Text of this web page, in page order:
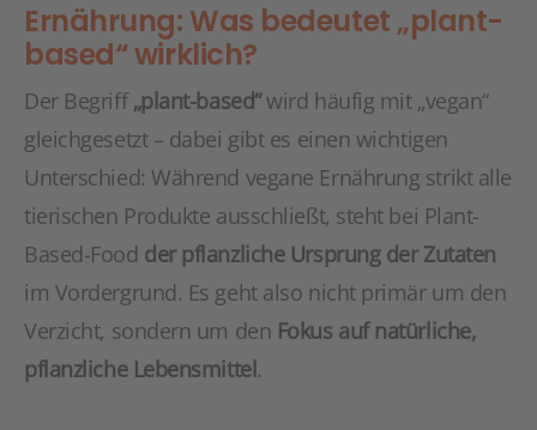
Ernährung: Was bedeutet „plant-
based“ wirklich?
Der Begriff„plant-based“wird häufig mit „vegan“
gleichgesetzt – dabei gibt es einen wichtigen
Unterschied: Während vegane Ernährung strikt alle
tierischen Produkte ausschließt, steht bei Plant-
Based-Food der pflanzliche Ursprung der Zutaten
im Vordergrund. Es geht also nicht primär um den
Verzicht, sondern um den Fokus auf natürliche,
pflanzliche Lebensmittel.